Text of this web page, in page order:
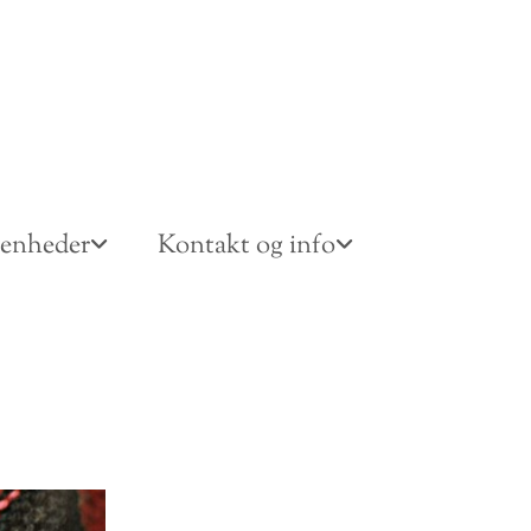
Kontakt og info